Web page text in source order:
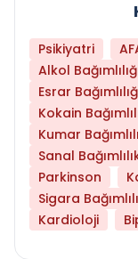
Psikiyatri
Alkol
Esrar
Kokain
Kumar
Sanal
Parkinson
Sigara
Kardioloji